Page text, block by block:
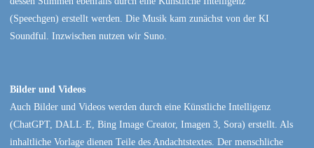
(Speechgen) erstellt werden. Die Musik kam zunächst von der KI
Soundful. Inzwischen nutzen wir Suno.
Bilder und Videos
Auch Bilder und Videos werden durch eine Künstliche Intelligenz
(ChatGPT, DALL·E, Bing Image Creator, Imagen 3, Sora) erstellt. Als
inhaltliche Vorlage dienen Teile des Andachtstextes. Der menschliche